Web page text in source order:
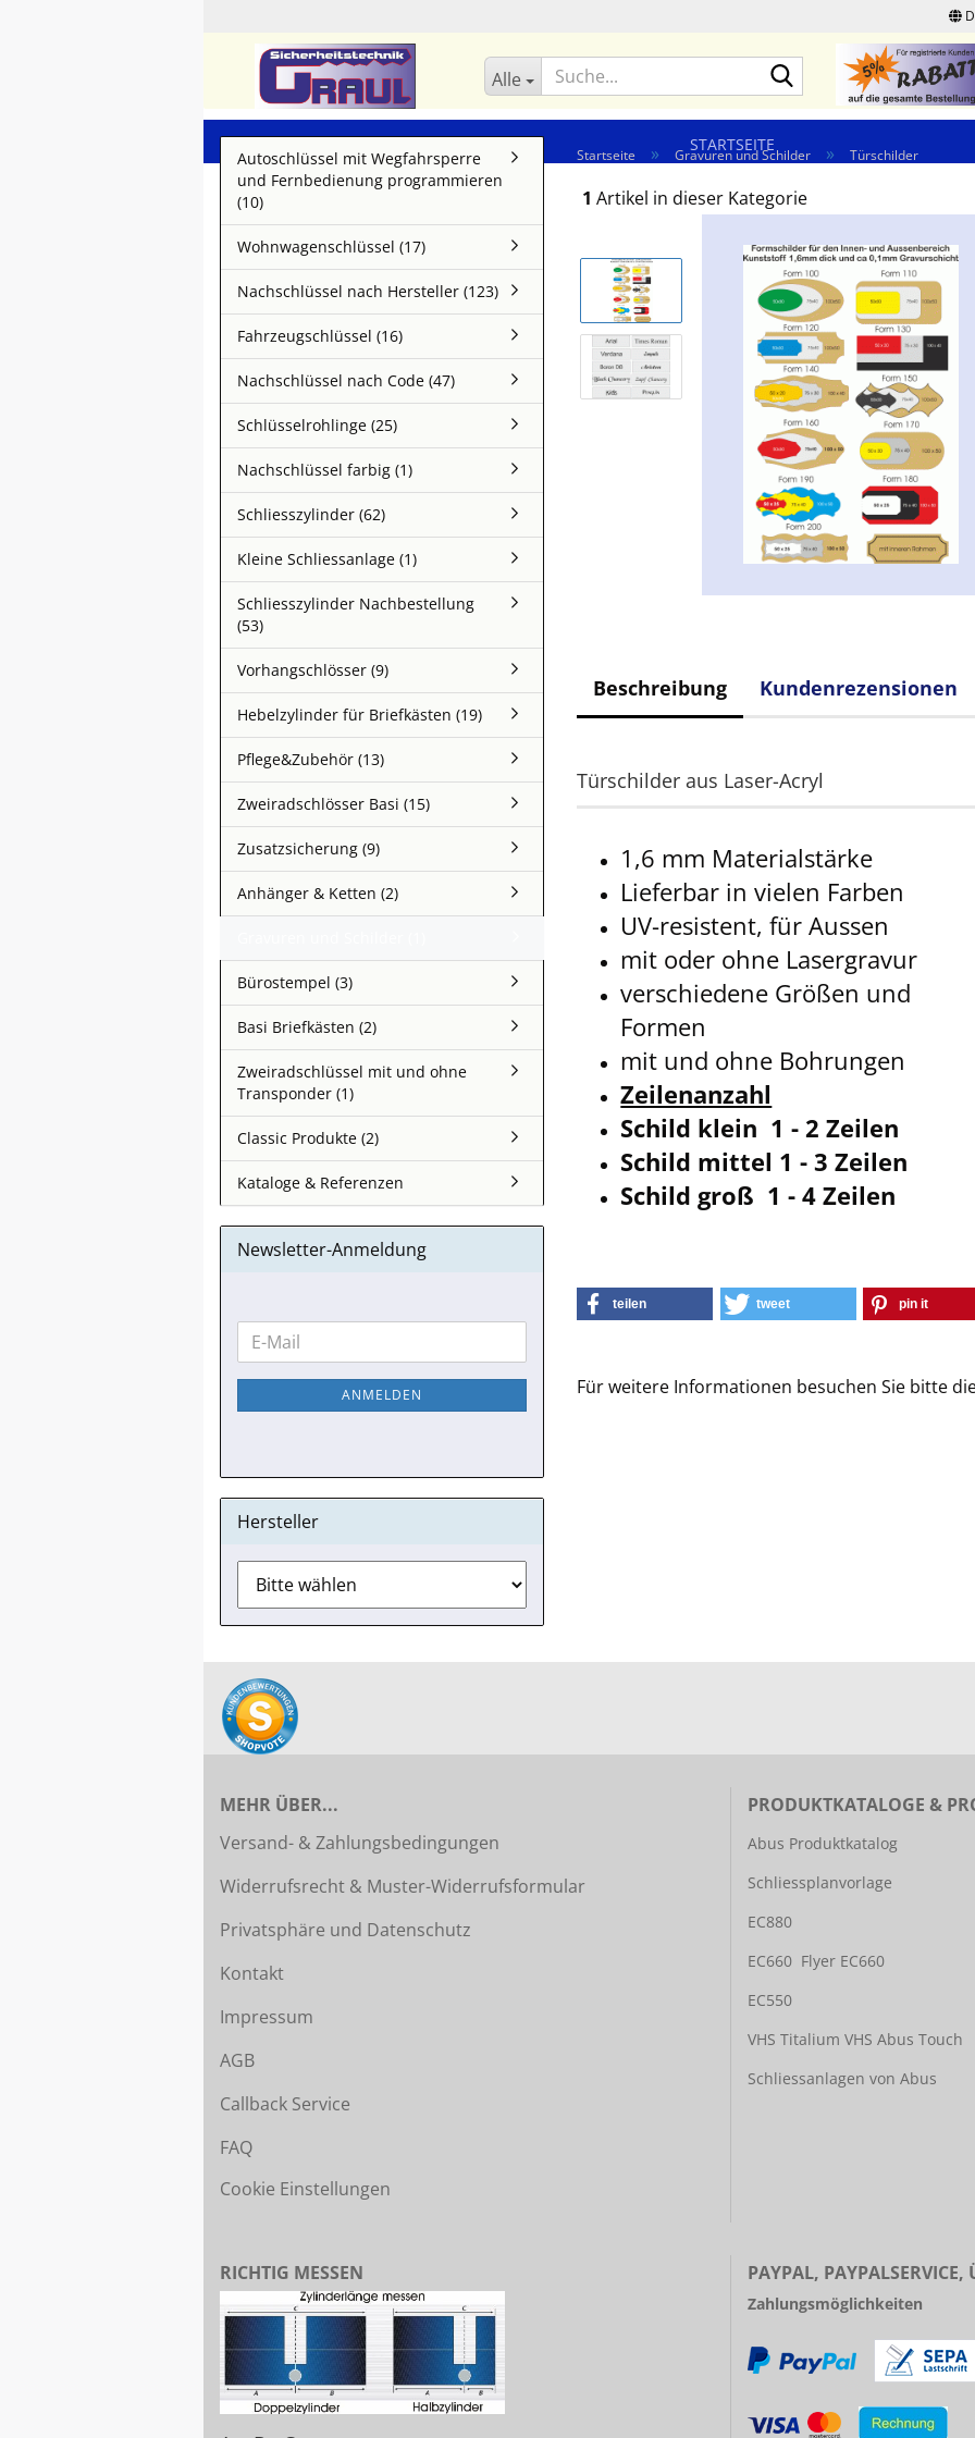
Alle Suche...
STARTSEITE
Startseite » Gravuren und Schilder » Türschilder
1 Artikel in dieser Kategorie
Beschreibung Kundenrezensionen
Türschilder aus Laser-Acryl
1,6 mm Materialstärke
Lieferbar in vielen Farben
UV-resistent, für Aussen
mit oder ohne Lasergravur
verschiedene Größen und
Formen
mit und ohne Bohrungen
Zeilenanzahl
Schild klein 1 - 2 Zeilen
Schild mittel 1 - 3 Zeilen
Schild groß 1 - 4 Zeilen
teilen tweet pin it
Für weitere Informationen besuchen Sie bitte
Autoschlüssel mit Wegfahrsperre
und Fernbedienung programmieren
(10)
Wohnwagenschlüssel (17)
Nachschlüssel nach Hersteller (123)
Fahrzeugschlüssel (16)
Nachschlüssel nach Code (47)
Schlüsselrohlinge (25)
Nachschlüssel farbig (1)
Schliesszylinder (62)
Kleine Schliessanlage (1)
Schliesszylinder Nachbestellung
(53)
Vorhangschlösser (9)
Hebelzylinder für Briefkästen (19)
Pflege&Zubehör (13)
Zweiradschlösser Basi (15)
Zusatzsicherung (9)
Anhänger & Ketten (2)
Bürostempel (3)
Basi Briefkästen (2)
Zweiradschlüssel mit und ohne
Transponder (1)
Classic Produkte (2)
Kataloge & Referenzen
Newsletter-Anmeldung
WEITER
ZUR
NEWSLETTER-
ANMELDUNG
E-
Mail
ANMELDEN
Hersteller
MEHR ÜBER...
Versand- & Zahlungsbedingungen
Widerrufsrecht & Muster-Widerrufsformular
Privatsphäre und Datenschutz
Kontakt
Impressum
AGB
Callback Service
FAQ
Cookie Einstellungen
PRODUKTKATALOGE &
Abus Produktkatalog
Schliessplanvorlage
EC880
EC660 Flyer EC660
EC550
VHS Titalium VHS Abus Touch
Schliessanlagen von Abus
RICHTIG MESSEN PAYPAL, PAYPALSERVICE,
Zahlungsmöglichkeiten